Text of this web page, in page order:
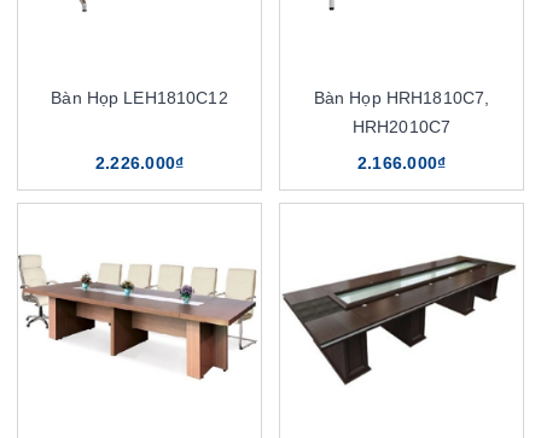
Bàn Họp LEH1810C12
2.226.000₫
Bàn Họp HRH1810C7,
HRH2010C7
2.166.000₫